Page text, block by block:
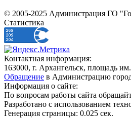
© 2005-2025 Администрация ГО
Статистика
Контактная информация:
163000, г. Архангельск, площадь
Обращение в Администрацию
Информация о сайте:
По вопросам работы сайта
Разработано с использованием
Генерация страницы: 0.025 сек.